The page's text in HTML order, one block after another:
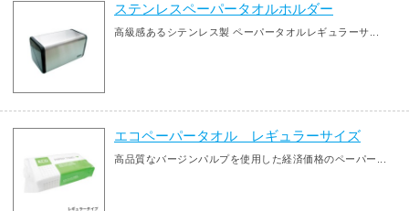
ステンレスペーパータオルホルダー
高級感あるシテンレス製 ペーパータオルレギュラーサ...
エコペーパータオル レギュラーサイズ
高品質なバージンパルプを使用した経済価格のペーパー...